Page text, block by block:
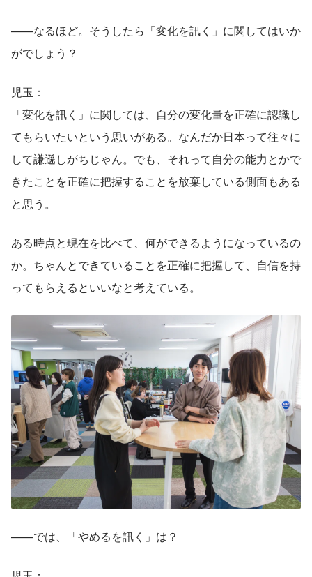
——なるほど。そうしたら「変化を訊く」に関してはいか
がでしょう？
児玉：
「変化を訊く」に関しては、自分の変化量を正確に認識し
てもらいたいという思いがある。なんだか日本って往々に
して謙遜しがちじゃん。でも、それって自分の能力とかで
きたことを正確に把握することを放棄している側面もある
と思う。
ある時点と現在を比べて、何ができるようになっているの
か。ちゃんとできていることを正確に把握して、自信を持
ってもらえるといいなと考えている。
——では、「やめるを訊く」は？